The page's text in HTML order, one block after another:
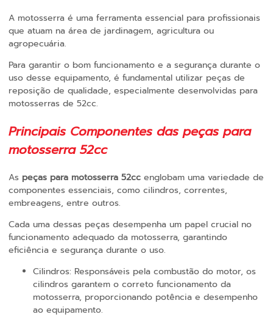
A motosserra é uma ferramenta essencial para profissionais
que atuam na área de jardinagem, agricultura ou
agropecuária.
Para garantir o bom funcionamento e a segurança durante o
uso desse equipamento, é fundamental utilizar peças de
reposição de qualidade, especialmente desenvolvidas para
motosserras de 52cc.
Principais Componentes das peças para
motosserra 52cc
As peças para motosserra 52cc englobam uma variedade de
componentes essenciais, como cilindros, correntes,
embreagens, entre outros.
Cada uma dessas peças desempenha um papel crucial no
funcionamento adequado da motosserra, garantindo
eficiência e segurança durante o uso.
Cilindros: Responsáveis pela combustão do motor, os
cilindros garantem o correto funcionamento da
motosserra, proporcionando potência e desempenho
ao equipamento.